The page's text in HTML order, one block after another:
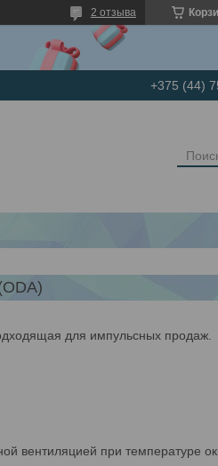
2 отзыва
+375 (44)
для импульсных продаж.
вентиляцией при температуре